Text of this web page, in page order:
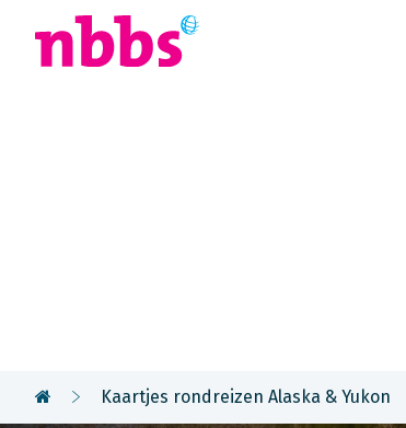
Kaartjes rondreizen Alaska & Yukon